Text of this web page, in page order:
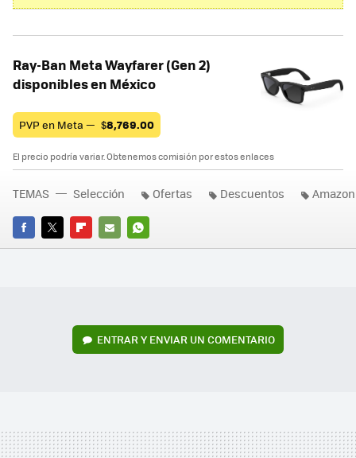
Ray-Ban Meta Wayfarer (Gen 2)
disponibles en México
PVP en Meta — $8,769.00
El precio podría variar. Obtenemos comisión por estos enlaces
FACEBOOK
TWITTERFLIPBOARD
E-
WHATSAPP
TEMAS Selección Ofertas Descuentos
ENTRAR Y ENVIAR UN COMENTARIO